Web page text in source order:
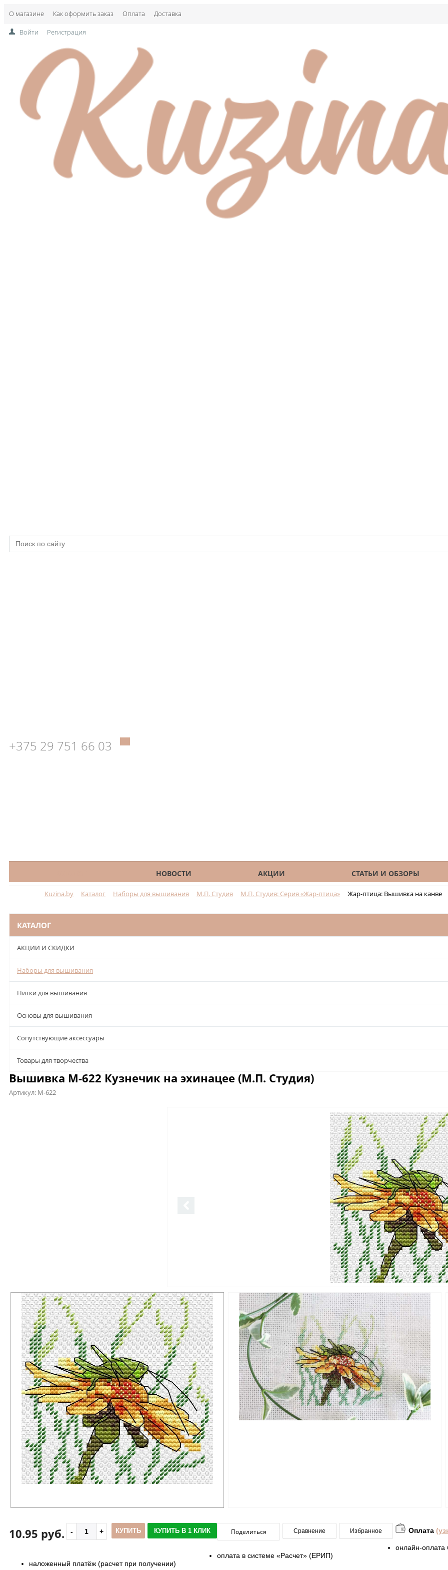
О магазине Как оформить заказ Оплата Доставка
Войти Регистрация
+375 29 751 66 03
НОВОСТИ АКЦИИ СТАТЬИ И ОБЗОРЫ
Kuzina.by Каталог Наборы для вышивания М.П. Студия М.П. Студия: Серия «Жар-птица» Жар-птица: Вышивка на канве
КАТАЛОГ
АКЦИИ И СКИДКИ
Наборы для вышивания
Нитки для вышивания
Основы для вышивания
Сопутствующие аксессуары
Товары для творчества
Вышивка М-622 Кузнечик на эхинацее (М.П. Студия)
Артикул: М-622
10.95 руб. КУПИТЬ КУПИТЬ В 1 КЛИК Поделиться Сравнение Избранное Оплата
онлайн-оплата
оплата в системе «Расчет» (ЕРИП)
наложенный платёж (расчет при получении)